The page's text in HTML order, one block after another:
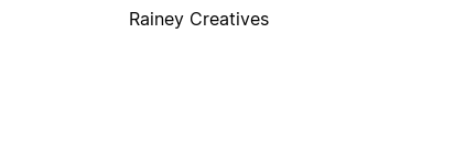
Rainey Creatives